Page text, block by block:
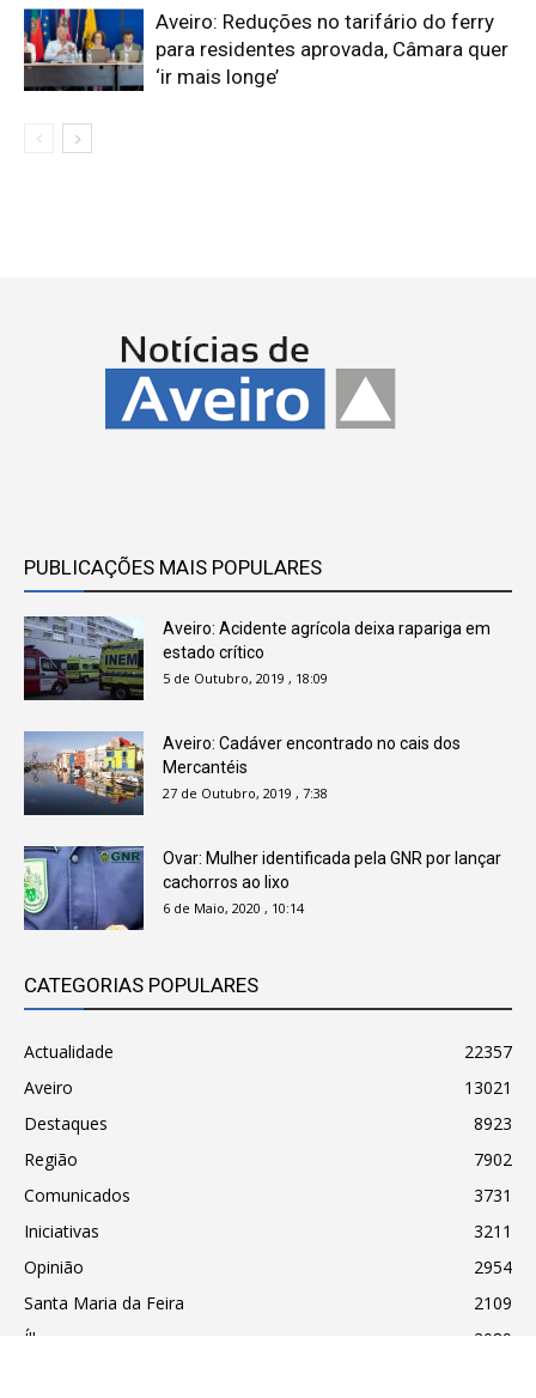
Aveiro: Reduções no tarifário do ferry
para residentes aprovada, Câmara quer
‘ir mais longe’
PUBLICAÇÕES MAIS POPULARES
Aveiro: Acidente agrícola deixa rapariga em
estado crítico
5 de Outubro, 2019 , 18:09
Aveiro: Cadáver encontrado no cais dos
Mercantéis
27 de Outubro, 2019 , 7:38
Ovar: Mulher identificada pela GNR por lançar
cachorros ao lixo
6 de Maio, 2020 , 10:14
CATEGORIAS POPULARES
Actualidade
22357
Aveiro
13021
Destaques
8923
Região
7902
Comunicados
3731
Iniciativas
3211
Opinião
2954
Santa Maria da Feira
2109
Ílhavo
2089